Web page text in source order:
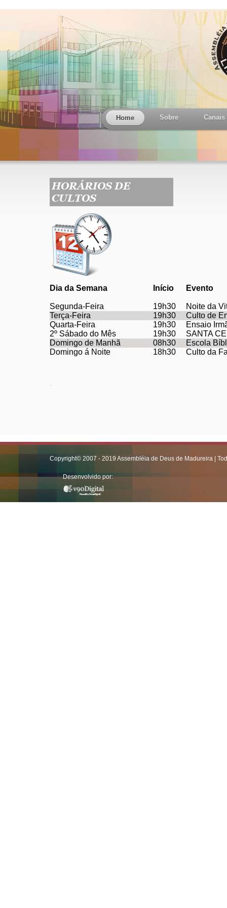
Home Sobre Canais
HORÁRIOS DE
CULTOS
Dia da Semana Início Evento
Segunda-Feira 19h30
Noite da
Terça-Feira
19h30
Culto de
Quarta-Feira
19h30
Ensaio
2º Sábado do Mês
19h30
SANTA
Domingo de Manhã
08h30
Escola
Domingo á Noite
18h30 Culto da
.
Copyright© 2007 - 2019 Assembléia de Deus de Madureira |
Desenvolvido por: